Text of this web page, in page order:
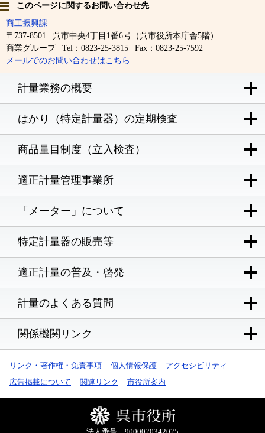
このページに関するお問い合わせ先
商工振興課
〒737-8501
呉市中央4丁目1番6号（呉市役所本庁舎5階）
商業グループ
Tel：0823-25-3815
Fax：0823-25-7592
メールでのお問い合わせはこちら
計量業務の概要
はかり（特定計量器）の定期検査
商品量目制度（立入検査）
適正計量管理事業所
「メーター」について
特定計量器の販売等
適正計量の普及・啓発
計量のよくある質問
関係機関リンク
リンク・著作権・免責事項 個人情報保護
アクセシビリティ
広告掲載について
関連リンク 市役所案内